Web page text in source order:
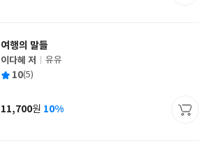
여행의 말들
글
쓴
이다혜 저
출
사
유유
평 10(5)
가
11,700원 10%